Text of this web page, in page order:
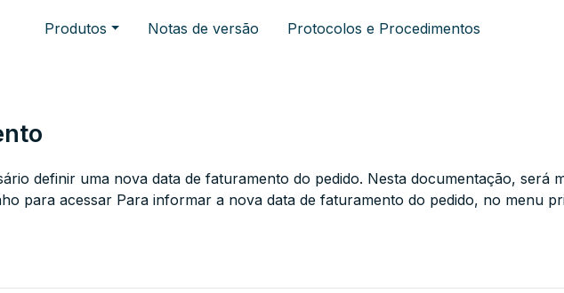
Produtos Notas de versão Protocolos e Procedimentos
definir uma nova data de faturamento do pedido. Nesta documentação, será
para acessar Para informar a nova data de faturamento do pedido, no menu